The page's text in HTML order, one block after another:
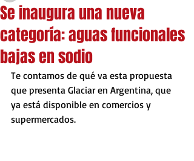
Se inaugura una nueva
categoría: aguas funcionales
bajas en sodio
Te contamos de qué va esta propuesta
que presenta Glaciar en Argentina, que
ya está disponible en comercios y
supermercados.